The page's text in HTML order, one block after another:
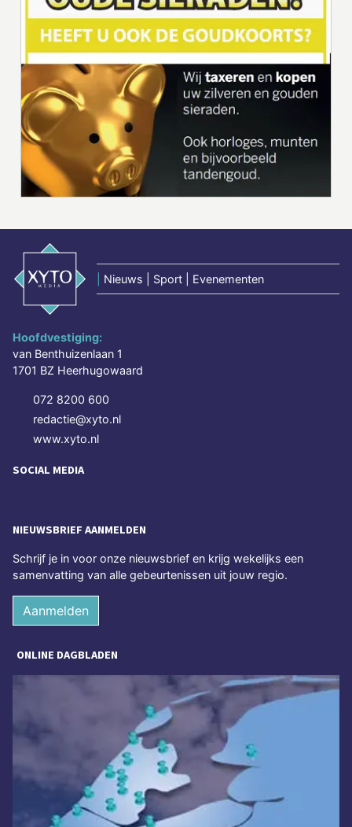
Nieuws | Sport | Evenementen
Hoofdvestiging:
van Benthuizenlaan 1
1701 BZ Heerhugowaard
072 8200 600
redactie@xyto.nl
www.xyto.nl
SOCIAL MEDIA
NIEUWSBRIEF AANMELDEN
Schrijf je in voor onze nieuwsbrief en krijg wekelijks een
samenvatting van alle gebeurtenissen uit jouw regio.
Aanmelden
ONLINE DAGBLADEN